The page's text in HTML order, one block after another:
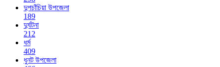
দুপচাঁচিয়া উপজেলা
189
দুর্ঘটনা
212
ধর্ম
409
ধুনট উপজেলা